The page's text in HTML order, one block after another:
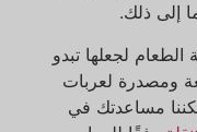
إلى ذلك.
لجعلها تبدو
ومصدرة لعربات
10 سنوات، يمكننا مساعدتك في